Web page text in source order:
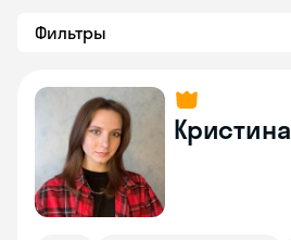
Фильтры
Кристина